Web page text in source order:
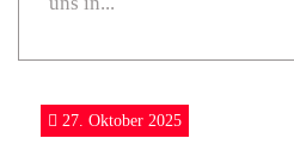
27. Oktober 2025